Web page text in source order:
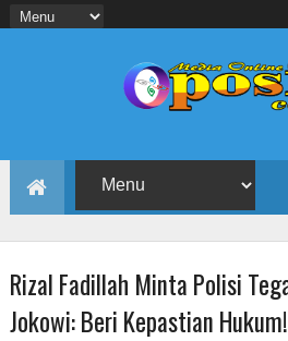
Rizal Fadillah Minta Polisi
Jokowi: Beri Kepastian Hukum!